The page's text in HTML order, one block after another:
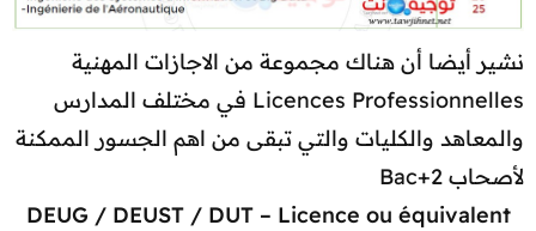
نشير أيضا أن هناك مجموعة من الاجازات المهنية
Licences Professionnelles في مختلف المدارس
والمعاهد والكليات والتي تبقى من اهم الجسور الممكنة
لأصحاب Bac+2
DEUG / DEUST / DUT – Licence ou équivalent